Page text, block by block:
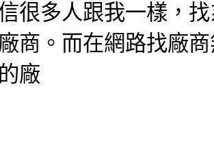
很多人跟我一樣，找
商。而在網路找廠
廠